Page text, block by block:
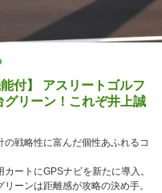
付】 アスリートゴルフ
グリーン！これぞ井上誠
戦略性に富んだ個性あふれるコ
ートにGPSナビを新たに導入。
ーンは距離感が攻略の決め手。